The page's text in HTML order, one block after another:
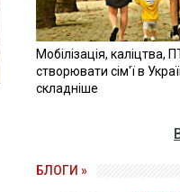
Мобілізація, каліцтва,
створювати сім'ї в
складніше
БЛОГИ »